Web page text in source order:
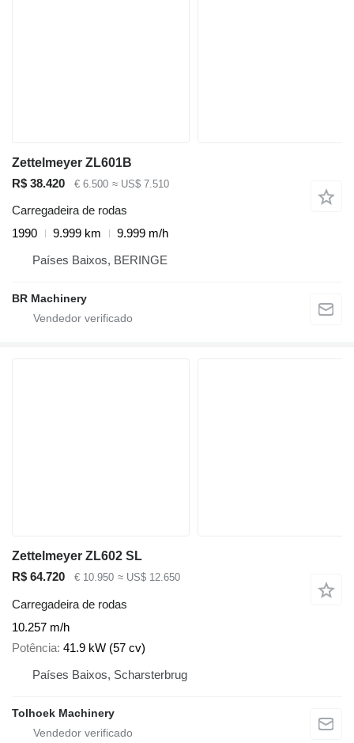
Zettelmeyer ZL601B
R$ 38.420
€ 6.500 ≈ US$ 7.510
Carregadeira de rodas
1990
9.999 km
9.999 m/h
Países Baixos, BERINGE
BR Machinery
Zettelmeyer ZL602 SL
R$ 64.720
€ 10.950 ≈ US$ 12.650
Carregadeira de rodas
10.257 m/h
Potência 41.9 kW (57 cv)
Países Baixos, Scharsterbrug
Tolhoek Machinery